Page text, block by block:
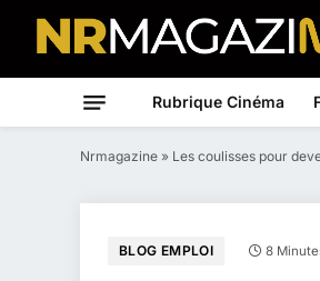
Rubrique Cinéma
Nrmagazine » Les coulisses pour
BLOG EMPLOI 8